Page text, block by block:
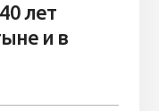
лет
и в